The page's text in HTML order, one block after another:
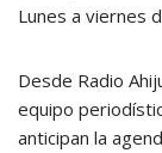
Lunes a viernes
Desde Radio
equipo
anticipan la